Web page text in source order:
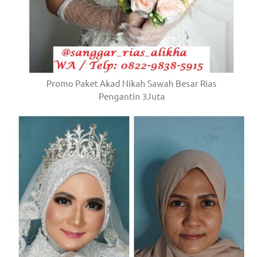
Promo Paket Akad Nikah Sawah Besar Rias
Pengantin 3Juta